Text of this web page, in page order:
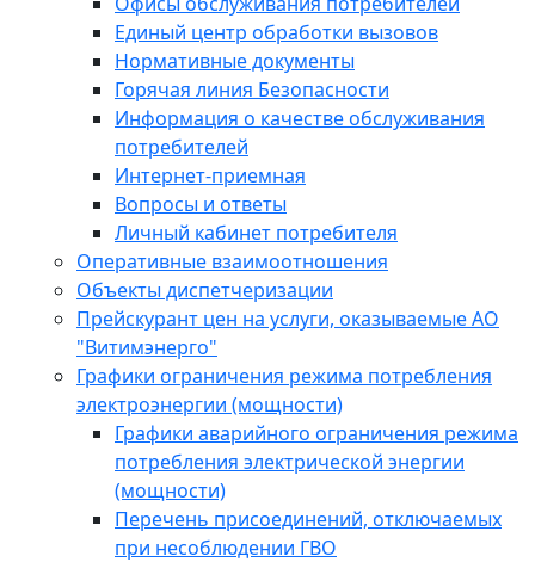
Единый центр обработки вызовов
Нормативные документы
Горячая линия Безопасности
Информация о качестве обслуживания
потребителей
Интернет-приемная
Вопросы и ответы
Личный кабинет потребителя
Оперативные взаимоотношения
Объекты диспетчеризации
Прейскурант цен на услуги, оказываемые АО
"Витимэнерго"
Графики ограничения режима потребления
электроэнергии (мощности)
Графики аварийного ограничения режима
потребления электрической энергии
(мощности)
Перечень присоединений, отключаемых
при несоблюдении ГВО